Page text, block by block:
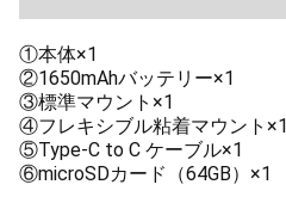
①本体×1
②1650mAhバッテリー×1
③標準マウント×1
④フレキシブル粘着マウント×1
⑤Type-C to C ケーブル×1
⑥microSDカード（64GB）×1